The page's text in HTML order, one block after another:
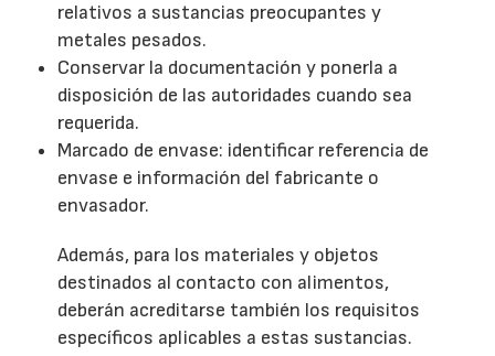
relativos a sustancias preocupantes y
metales pesados.
Conservar la documentación y ponerla a
disposición de las autoridades cuando sea
requerida.
Marcado de envase: identificar referencia de
envase e información del fabricante o
envasador.
Además, para los materiales y objetos
destinados al contacto con alimentos,
deberán acreditarse también los requisitos
específicos aplicables a estas sustancias.